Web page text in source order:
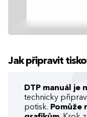
Jak připravit
DTP manuál je
technicky
potisk. Pomůže